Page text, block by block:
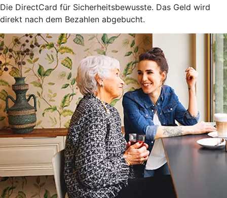
Die DirectCard für Sicherheitsbewusste. Das Geld wird
direkt nach dem Bezahlen abgebucht.